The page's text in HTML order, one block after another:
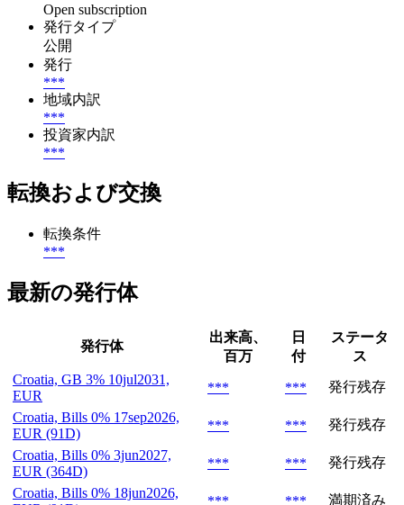
Open subscription
発行タイプ
公開
発行
***
地域内訳
***
投資家内訳
***
転換および交換
転換条件
***
最新の発行体
発行体
出来高、
百万
日
付
ステータ
ス
Croatia, GB 3% 10jul2031,
EUR
*** ***
発行残存
Croatia, Bills 0% 17sep2026,
EUR (91D)
*** ***
発行残存
Croatia, Bills 0% 3jun2027,
EUR (364D)
*** ***
発行残存
Croatia, Bills 0% 18jun2026,
*** *** 満期済み